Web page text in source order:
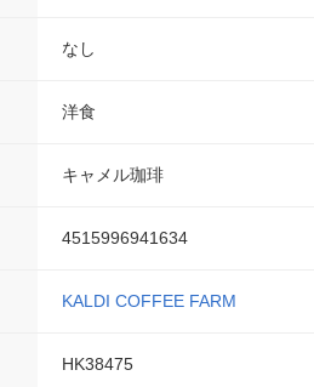
なし
洋食
キャメル珈琲
4515996941634
KALDI COFFEE FARM
HK38475